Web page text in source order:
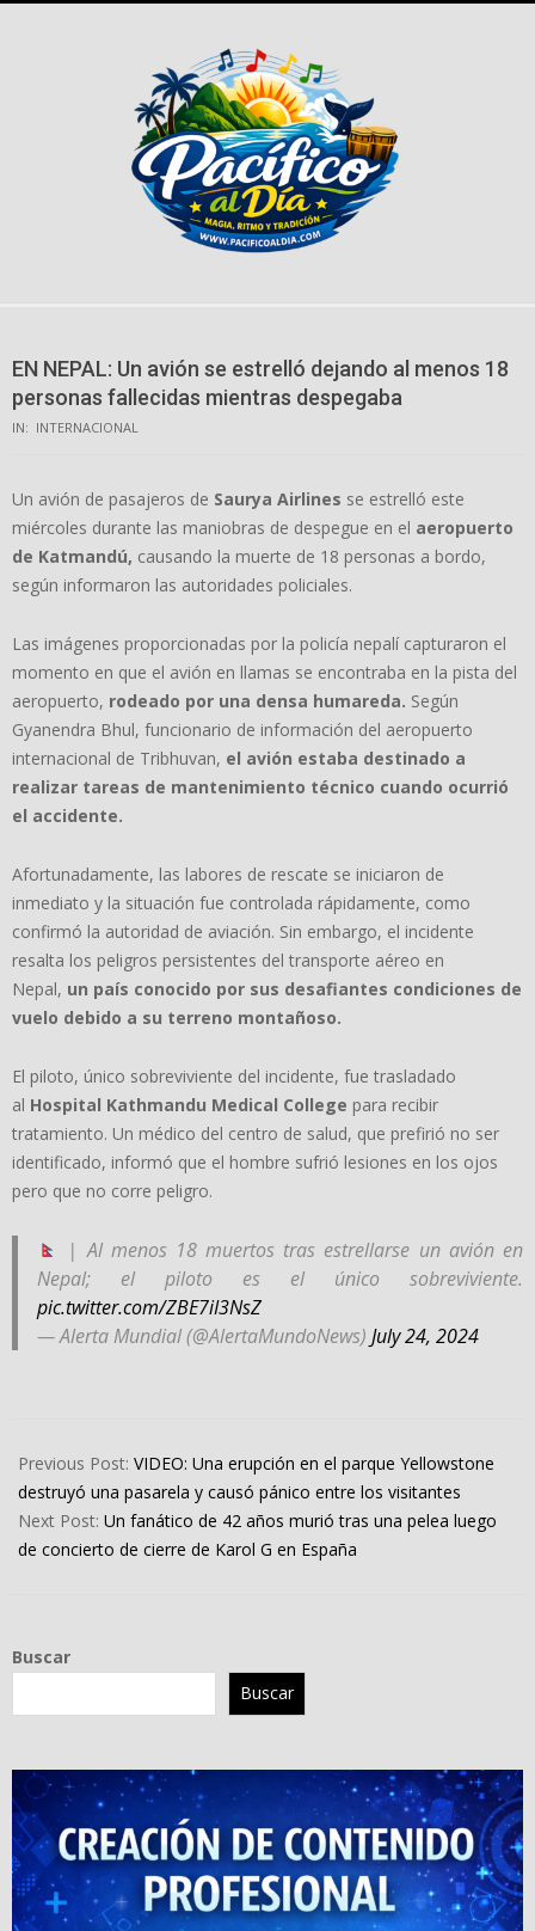
EN NEPAL: Un avión se estrelló dejando al menos 18
personas fallecidas mientras despegaba
IN: INTERNACIONAL
Un avión de pasajeros de Saurya Airlines se estrelló este
miércoles durante las maniobras de despegue en el aeropuerto
de Katmandú, causando la muerte de 18 personas a bordo,
según informaron las autoridades policiales.
Las imágenes proporcionadas por la policía nepalí capturaron el
momento en que el avión en llamas se encontraba en la pista del
aeropuerto, rodeado por una densa humareda. Según
Gyanendra Bhul, funcionario de información del aeropuerto
internacional de Tribhuvan, el avión estaba destinado a
realizar tareas de mantenimiento técnico cuando ocurrió
el accidente.
Afortunadamente, las labores de rescate se iniciaron de
inmediato y la situación fue controlada rápidamente, como
confirmó la autoridad de aviación. Sin embargo, el incidente
resalta los peligros persistentes del transporte aéreo en
Nepal, un país conocido por sus desafiantes condiciones de
vuelo debido a su terreno montañoso.
El piloto, único sobreviviente del incidente, fue trasladado
al Hospital Kathmandu Medical College para recibir
tratamiento. Un médico del centro de salud, que prefirió no ser
identificado, informó que el hombre sufrió lesiones en los ojos
pero que no corre peligro.
| Al menos 18 muertos tras estrellarse un avión en
Nepal; el piloto es el único sobreviviente.
pic.twitter.com/ZBE7iI3NsZ
— Alerta Mundial (@AlertaMundoNews) July 24, 2024
07-
24
Previous Post: VIDEO: Una erupción en el parque Yellowstone
destruyó una pasarela y causó pánico entre los visitantes
Next Post: Un fanático de 42 años murió tras una pelea luego
de concierto de cierre de Karol G en España
Buscar
Buscar